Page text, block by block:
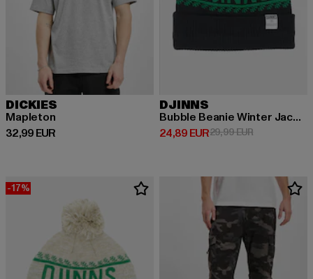
DICKIES
Mapleton
32,99 EUR
Ajankohtainen hinta: 32,99 EUR
DJINNS
Bubble Beanie Winter Jacquard
24,89 EUR
Ajankohtainen hinta: 24,89 EUR
29,99 EUR
-17%